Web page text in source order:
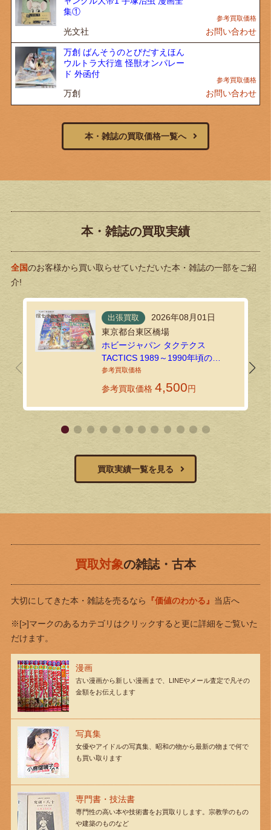
集①
光文社 お問い合わせ
万創 ばんそうのとびだすえほん
ウルトラ大行進 怪獣オンパレー
ド 外函付
万創 お問い合わせ
本・雑誌の買取価格一覧へ
本・雑誌の買取実績
全国のお客様から買い取らせていただいた本・雑誌の一部をご紹
介!
出張買取
2026年08月01日
東京都台東区橋場
ホビージャパン タクテクス
TACTICS 1989～1990年頃の
TRPG・ゲーム雑誌を出張買取しま
した！
参考買取価格 4,500円
買取実績一覧を見る
買取対象の雑誌・古本
大切にしてきた本・雑誌を売るなら 『価値のわかる』 当店へ
※[>]マークのあるカテゴリはクリックすると更に詳細をご覧いた
だけます。
漫画
古い漫画から新しい漫画まで、LINEやメール査定で凡その
金額をお伝えします
写真集
女優やアイドルの写真集、昭和の物から最新の物まで何で
も買い取ります
専門書・技法書
専門性の高い本や技術書をお買取りします。宗教学のもの
や建築のものなど